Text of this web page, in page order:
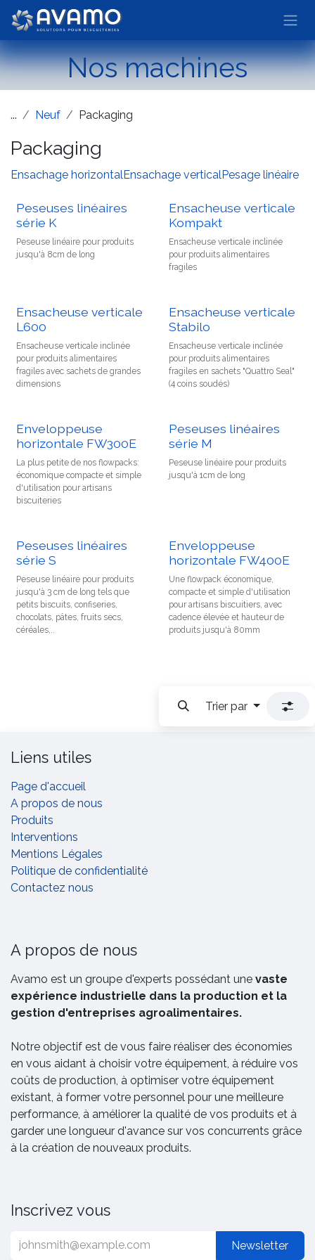
Se rendre au contenu
Nos machines
... Neuf Packaging
Packaging
Ensachage horizontalEnsachage verticalPesage linéaire
Peseuses linéaires
série K
Peseuse linéaire pour produits
jusqu'à 8cm de long
Ensacheuse verticale
Kompakt
Ensacheuse verticale inclinée
pour produits alimentaires
fragiles
Ensacheuse verticale
L600
Ensacheuse verticale inclinée
pour produits alimentaires
fragiles avec sachets de grandes
dimensions
Ensacheuse verticale
Stabilo
Ensacheuse verticale inclinée
pour produits alimentaires
fragiles en sachets "Quattro Seal"
(4 coins soudés)
Enveloppeuse
horizontale FW300E
La plus petite de nos flowpacks:
économique compacte et simple
d'utilisation pour artisans
biscuiteries
Peseuses linéaires
série M
Peseuse linéaire pour produits
jusqu'à 1cm de long
Peseuses linéaires
série S
Peseuse linéaire pour produits
jusqu'à 3 cm de long tels que
petits biscuits, confiseries,
chocolats, pâtes, fruits secs,
céréales,..
Enveloppeuse
horizontale FW400E
Une flowpack économique,
compacte et simple d'utilisation
pour artisans biscuitiers, avec
cadence élevée et hauteur de
produits jusqu'à 80mm
Trier par
Liens utiles
Page d'accueil
A propos de nous
Produits
Interventions
Mentions Légales
Politique de confidentialité
Contactez nous
A propos de nous
Avamo est un groupe d'experts possédant une vaste
expérience industrielle dans la production et la
gestion d'entreprises agroalimentaires.
Notre objectif est de vous faire réaliser des économies
en vous aidant à choisir votre équipement, à réduire vos
coûts de production, à optimiser votre équipement
existant, à former votre personnel pour une meilleure
performance, à améliorer la qualité de vos produits et à
garder une longueur d'avance sur vos concurrents grâce
à la création de nouveaux produits.
Inscrivez vous
Newsletter